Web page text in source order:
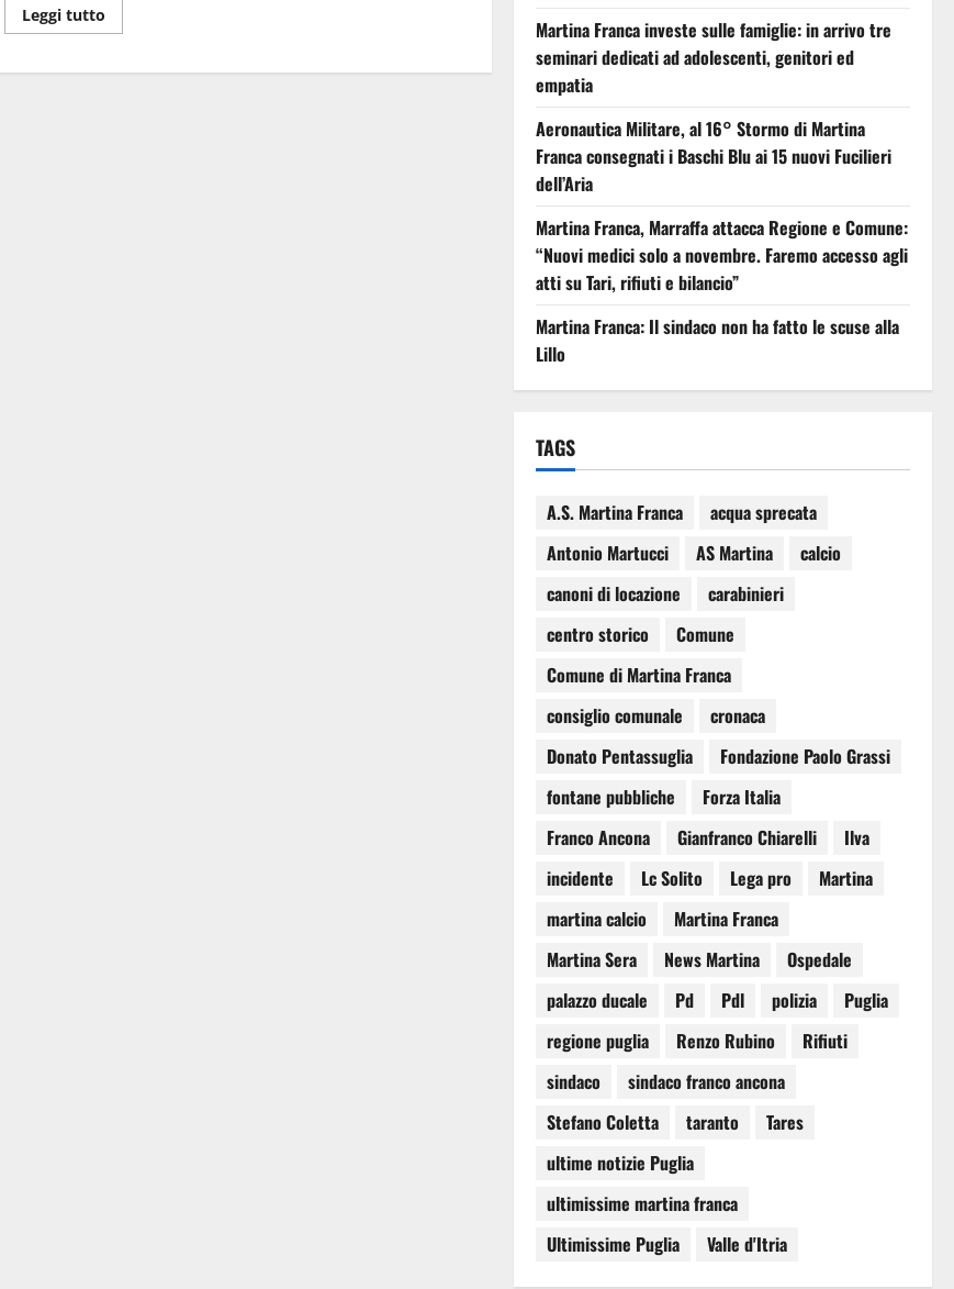
Leggi tutto
Martina Franca investe sulle famiglie: in arrivo tre
seminari dedicati ad adolescenti, genitori ed
empatia
Aeronautica Militare, al 16° Stormo di Martina
Franca consegnati i Baschi Blu ai 15 nuovi Fucilieri
dell’Aria
Martina Franca, Marraffa attacca Regione e Comune:
“Nuovi medici solo a novembre. Faremo accesso agli
atti su Tari, rifiuti e bilancio”
Martina Franca: Il sindaco non ha fatto le scuse alla
Lillo
TAGS
A.S. Martina Franca
acqua sprecata
Antonio Martucci
AS Martina
calcio
canoni di locazione
carabinieri
centro storico
Comune
Comune di Martina Franca
consiglio comunale
cronaca
Donato Pentassuglia
Fondazione Paolo Grassi
fontane pubbliche
Forza Italia
Franco Ancona
Gianfranco Chiarelli
Ilva
incidente
Lc Solito Lega pro
Martina
martina calcio
Martina Franca
Martina Sera
News Martina
Ospedale
palazzo ducale
Pd Pdl polizia
Puglia
regione puglia
Renzo Rubino
Rifiuti
sindaco
sindaco franco ancona
Stefano Coletta
taranto
Tares
ultime notizie Puglia
ultimissime martina franca
Ultimissime Puglia
Valle d'Itria